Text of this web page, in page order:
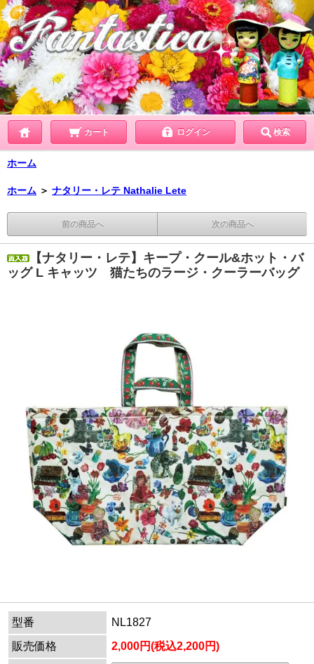
カート ログイン 検索
ホーム
ホーム ＞ ナタリー・レテ Nathalie Lete
前の商品へ 次の商品へ
【ナタリー・レテ】キープ・クール&ホット・バ
ッグ L キャッツ 猫たちのラージ・クーラーバッグ
型番
NL1827
販売価格
2,000円(税込2,200円)